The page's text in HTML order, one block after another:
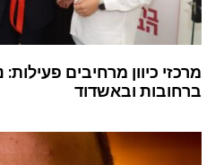
מרכזי כיוון מרחיבים
ברחובות ובאשדוד